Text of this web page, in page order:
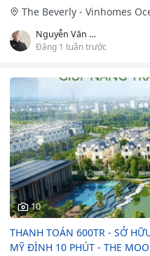
The Beverly - Vinhomes
Nguyễn Văn Thành
Đăng 1 tuần trước
10
THANH TOÁN 600TR - SỞ
MỸ ĐÌNH 10 PHÚT - THE